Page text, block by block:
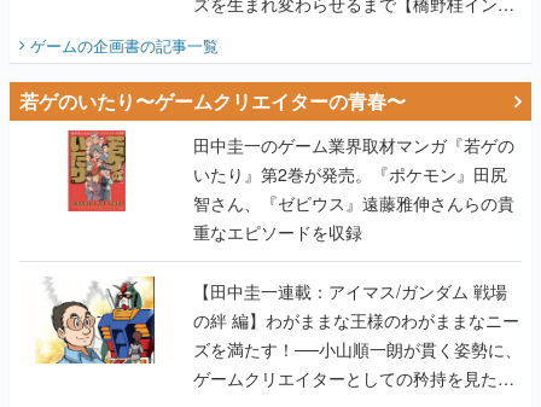
ゲームの企画書の記事一覧
若ゲのいたり〜ゲームクリエイターの青春〜
田中圭一のゲーム業界取材マンガ『若ゲの
いたり』第2巻が発売。『ポケモン』田尻
智さん、『ゼビウス』遠藤雅伸さんらの貴
重なエピソードを収録
【田中圭一連載：アイマス/ガンダム 戦場
の絆 編】わがままな王様のわがままなニー
ズを満たす！──小山順一朗が貫く姿勢に、
ゲームクリエイターとしての矜持を見た